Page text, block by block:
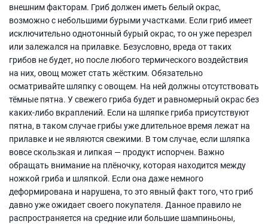
внешним факторам. Гриб должен иметь белый окрас,
возможно с небольшими бурыми участками. Если гриб имеет
исключительно однотонный бурый окрас, то он уже перезрел
или залежался на прилавке. Безусловно, вреда от таких
грибов не будет, но после любого термического воздействия
на них, овощ может стать жёстким. Обязательно
осматривайте шляпку с овощем. На ней должны отсутствовать
тёмные пятна. У свежего гриба будет и равномерный окрас без
каких-либо вкраплений. Если на шляпке гриба присутствуют
пятна, в таком случае грибы уже длительное время лежат на
прилавке и не являются свежими. В том случае, если шляпка
вовсе скользкая и липкая — продукт испорчен. Важно
обращать внимание на плёночку, которая находится между
ножкой гриба и шляпкой. Если она даже немного
деформирована и нарушена, то это явный факт того, что гриб
давно уже ожидает своего покупателя. Данное правило не
распространяется на средние или большие шампиньоны,